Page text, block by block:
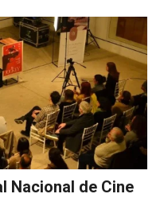
Nacional de Cine